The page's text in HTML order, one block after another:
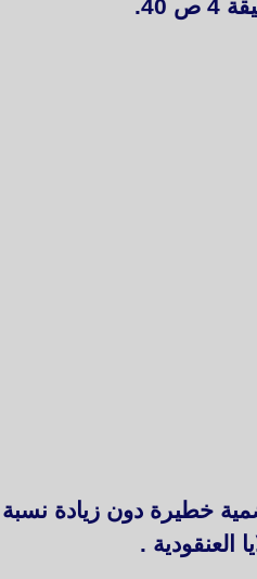
خطيرة دون زيادة
العنقودية .